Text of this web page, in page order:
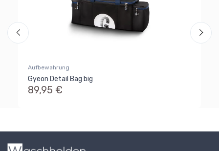
Aufbewahrung
Gyeon Detail Bag big
89,95 €